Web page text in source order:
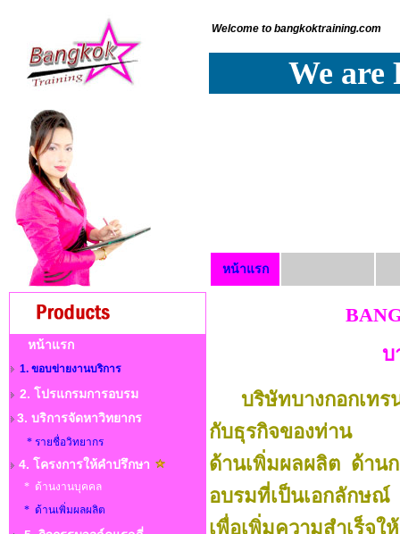
Welcome to bangkoktraining.com
We are
หน้าแรก
หน้าแรก
1. ขอบข่ายงานบริการ
2. โปรแกรมการอบรม
3. บริการจัดหาวิทยากร
* รายชื่อวิทยากร
4. โครงการให้คำปรึกษา
* ด้านงานบุคคล
* ด้านเพิ่มผลผลิต
บ
บริษัทบางกอกเทรน
กับธุรกิจของท่าน
ด้านเพิ่มผลผลิต ด้าน
อบรมที่เป็นเอกลักษณ์
เพื่อเพิ่มความสำเร็จ